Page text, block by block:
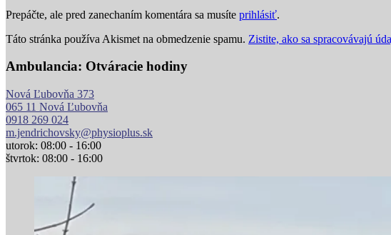
Prepáčte, ale pred zanechaním komentára sa musíte prihlásiť.
Táto stránka používa Akismet na obmedzenie spamu. Zistite, ako sa spracovávajú
Ambulancia: Otváracie hodiny
Nová Ľubovňa 373
065 11 Nová Ľubovňa
0918 269 024
m.jendrichovsky@physioplus.sk
utorok: 08:00 - 16:00
štvrtok: 08:00 - 16:00